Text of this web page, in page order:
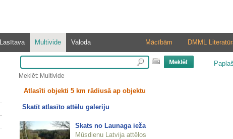
Lasītava Multivide Valoda DMML
Mācībām
Meklēt: Multivide
Atlasīti objekti 5 km rādiusā ap objektu
Skatīt atlasīto attēlu galeriju
Skats no Launaga ieža
Mūsdienu Latvija attēlos